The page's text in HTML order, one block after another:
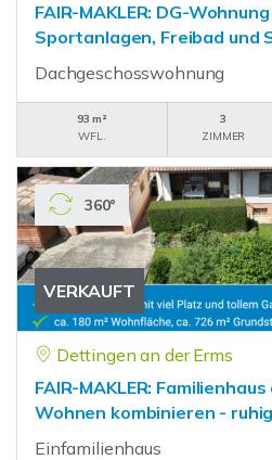
FAIR-MAKLER: DG-
Sportanlagen, Freibad und
Dachgeschosswohnung
93 m²
WFL.
3
ZIMMER
VERKAUFT
360°
Dettingen an der Erms
FAIR-MAKLER:
Wohnen kombinieren -
Einfamilienhaus